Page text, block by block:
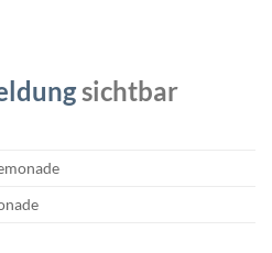
sichtbar